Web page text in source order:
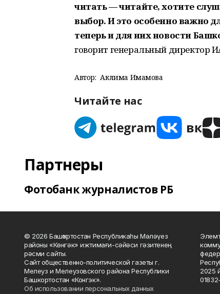
читать — читайте, хотите
выбор. И это особенно важно
теперь и для них новости
говорит генеральный директор
Автор: Аклима Имамова
Читайте нас
Партнеры
Фотобанк журналистов РБ
© 2026 Башҡортостан Республикаһы Мәләүез
районы «Көнгәк» ижтимағи-сәйәси гәзитенең
рәсми сайты.
Сайт общественно-политической газеты г.
Мелеуз и Мелеузовского района Республики
Башкортостан «Конгэк».
Об использовании персональных данных
2025